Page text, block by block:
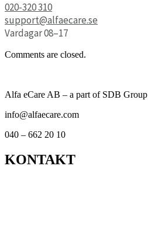
020-320 310
support@alfaecare.se
Vardagar 08–17
Comments are closed.
Alfa eCare AB – a part of SDB Group
info@alfaecare.com
040 – 662 20 10
KONTAKT